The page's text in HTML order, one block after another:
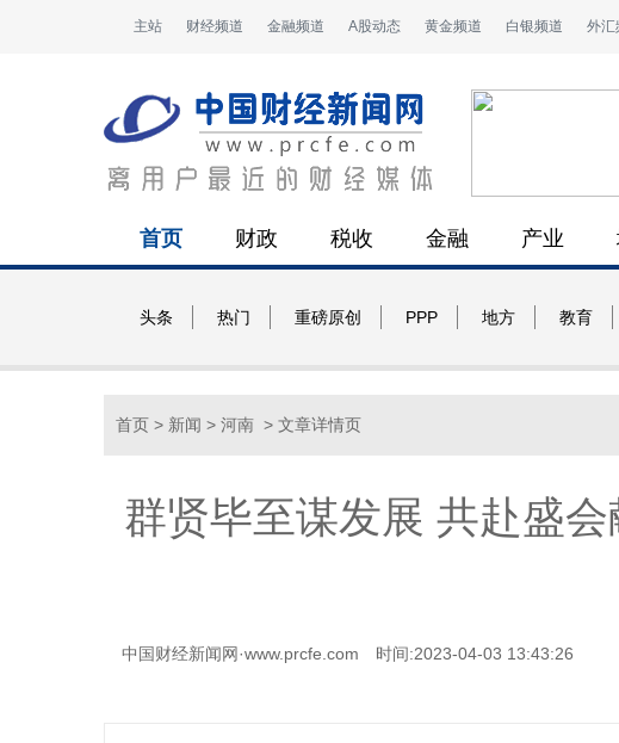
主站 财经频道 金融频道 A股动态 黄金频道 白银频道 外汇
首页 财政 税收 金融 产业
头条 热门 重磅原创 PPP 地方 教育
首页 > 新闻 > 河南 > 文章详情页
群贤毕至谋发展 共赴盛
中国财经新闻网·www.prcfe.com 时间:2023-04-03 13:43:26